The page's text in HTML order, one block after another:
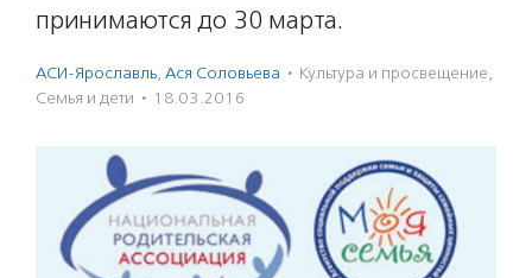
принимаются до 30 марта.
АСИ-Ярославль, Ася Соловьева · Культура и просвещение,
Семья и дети · 18.03.2016